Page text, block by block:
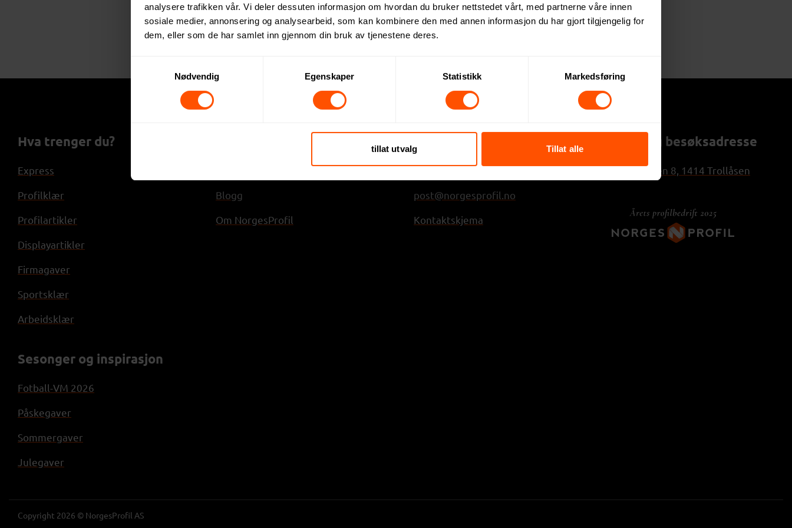
analysere trafikken vår. Vi deler dessuten informasjon om hvordan du bruker nettstedet vårt, med partnerne våre innen
sosiale medier, annonsering og analysearbeid, som kan kombinere den med annen informasjon du har gjort tilgjengelig for
dem, eller som de har samlet inn gjennom din bruk av tjenestene deres.
Nødvendig
Egenskaper Statistikk Markedsføring
tillat utvalg Tillat alle
Hva trenger du?
Express
Profilklær
Profilartikler
Displayartikler
Firmagaver
Sportsklær
Arbeidsklær
Sesonger og inspirasjon
Fotball-VM 2026
Påskegaver
Sommergaver
Julegaver
Blogg
Om NorgesProfil
(+47) 64 95 78 70
post@norgesprofil.no
Kontaktskjema
Post- og besøksadresse
Trollåsveien 8, 1414 Trollåsen
Copyright 2026 © NorgesProfil AS